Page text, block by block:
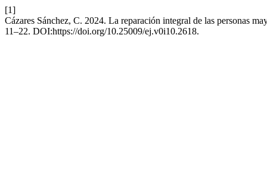
[1]
Cázares Sánchez, C. 2024. La reparación integral de las personas
11–22. DOI:https://doi.org/10.25009/ej.v0i10.2618.